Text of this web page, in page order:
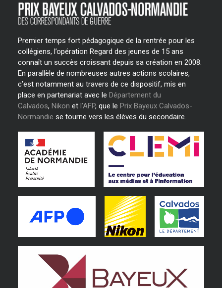
Premier temps fort pédagogique de la rentrée pour les
collégiens, l’opération Regard des jeunes de 15 ans
connaît un succès croissant depuis sa création en 2008.
En parallèle de nombreuses autres actions scolaires,
c’est notamment au travers de ce dispositif, mis en
place en partenariat avec le Département du
Calvados, Nikon et l’AFP, que le Prix Bayeux Calvados-
Normandie se tourne vers les élèves du secondaire.